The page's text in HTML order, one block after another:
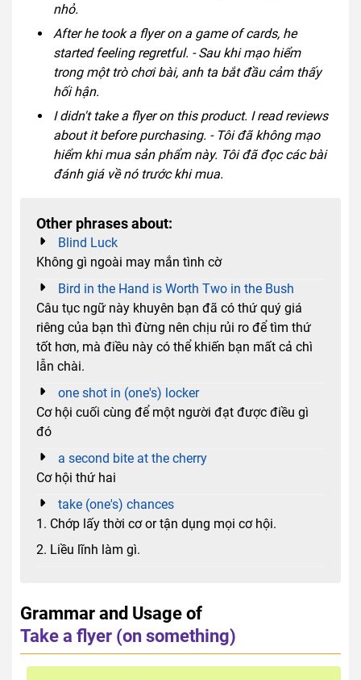
nhỏ.
After he took a flyer on a game of cards, he
started feeling regretful. - Sau khi mạo hiểm
trong một trò chơi bài, anh ta bắt đầu cảm thấy
hối hận.
I didn't take a flyer on this product. I read reviews
about it before purchasing. - Tôi đã không mạo
hiểm khi mua sản phẩm này. Tôi đã đọc các bài
đánh giá về nó trước khi mua.
Other phrases about:
Blind Luck
Không gì ngoài may mắn tình cờ
Bird in the Hand is Worth Two in the Bush
Câu tục ngữ này khuyên bạn đã có thứ quý giá
riêng của bạn thì đừng nên chịu rủi ro để tìm thứ
tốt hơn, mà điều này có thể khiến bạn mất cả chì
lẫn chài.
one shot in (one's) locker
Cơ hội cuối cùng để một người đạt được điều gì
đó
a second bite at the cherry
Cơ hội thứ hai
take (one's) chances
1. Chớp lấy thời cơ or tận dụng mọi cơ hội.
2. Liều lĩnh làm gì.
Grammar and Usage of
Take a flyer (on something)